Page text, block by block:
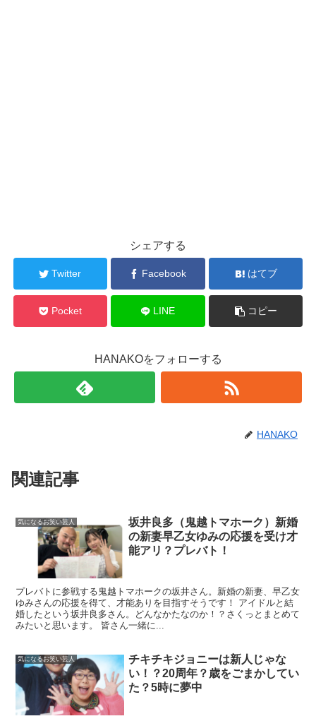
シェアする
Twitter Facebook はてブ
Pocket LINE コピー
HANAKOをフォローする
HANAKO
関連記事
気になるお笑い芸人
坂井良多（鬼越トマホーク）新婚
の新妻早乙女ゆみの応援を受け才
能アリ？プレバト！
プレバトに参戦する鬼越トマホークの坂井さん。新婚の新妻、早乙女
ゆみさんの応援を得て、才能ありを目指すそうです！ アイドルと結
婚したという坂井良多さん。どんなかたなのか！？さくっとまとめて
みたいと思います。 皆さん一緒に...
気になるお笑い芸人
チキチキジョニーは新人じゃな
い！？20周年？歳をごまかしてい
た？5時に夢中